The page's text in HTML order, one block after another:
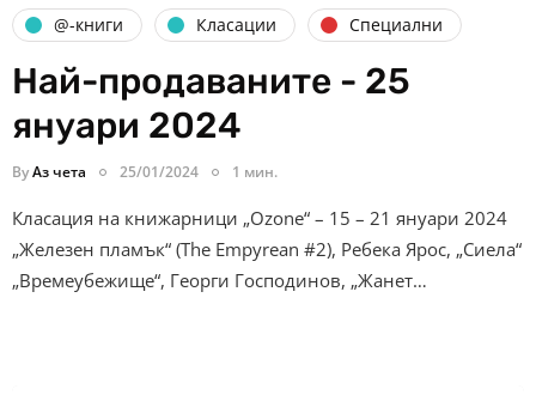
@-книги Класации Специални
Най-продаваните - 25
януари 2024
ByАз чета 25/01/2024 1 мин.
Класация на книжарници „Ozone“ – 15 – 21 януари 2024
„Железен пламък“ (The Empyrean #2), Ребека Ярос, „Сиела“
„Времеубежище“, Георги Господинов, „Жанет…